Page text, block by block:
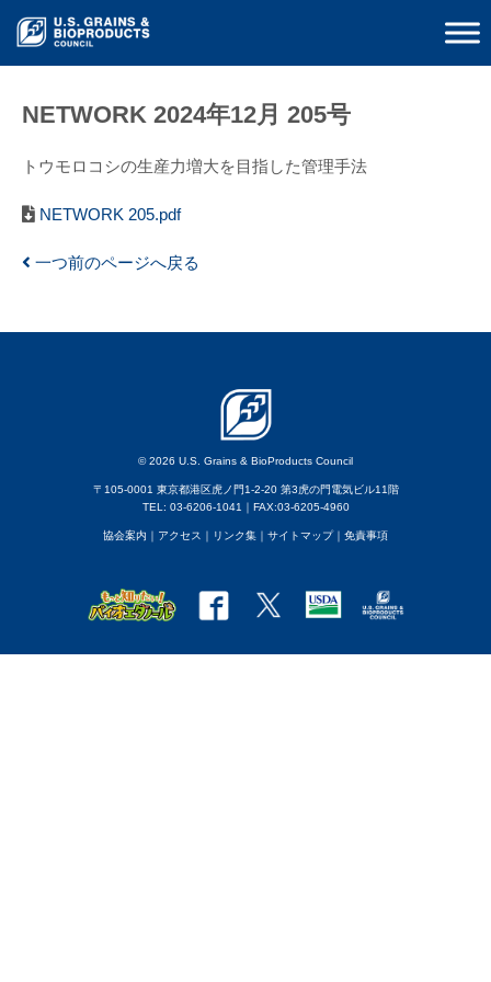
NETWORK 2024年12月 205号
トウモロコシの生産力増大を目指した管理手法
NETWORK 205.pdf
一つ前のページへ戻る
© 2026 U.S. Grains & BioProducts Council
〒105-0001 東京都港区虎ノ門1-2-20 第3虎の門電気ビル11階
TEL: 03-6206-1041｜FAX:03-6205-4960
協会案内 ｜アクセス ｜ リンク集 ｜ サイトマップ｜ 免責事項